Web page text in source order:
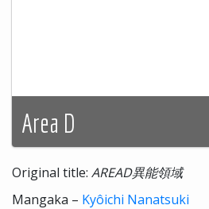
Area D
Original title: AREAD異能領域
Mangaka – Kyôichi Nanatsuki